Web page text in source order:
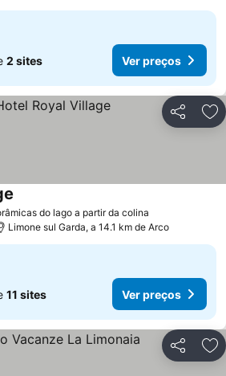
2 sites Ver preços
Partilhar
do lago a partir da colina
Limone sul Garda, a 14.1 km de Arco
11 sites Ver preços
Partilhar